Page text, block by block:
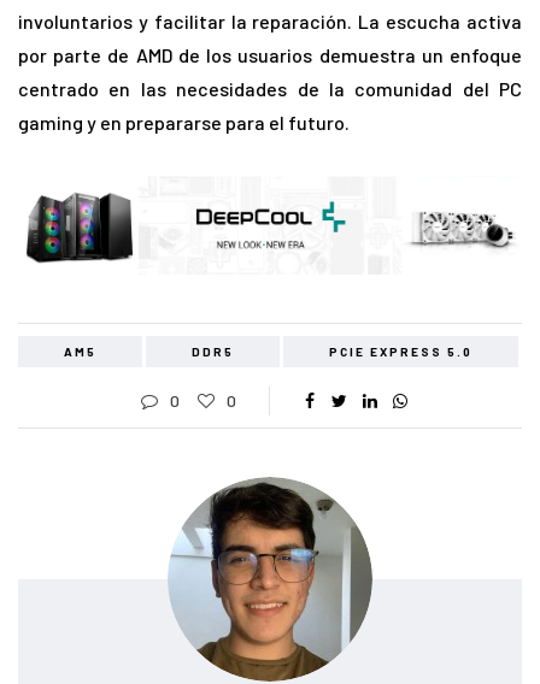
involuntarios y facilitar la reparación. La escucha activa
por parte de AMD de los usuarios demuestra un enfoque
centrado en las necesidades de la comunidad del PC
gaming y en prepararse para el futuro.
AM5 DDR5 PCIE EXPRESS 5.0
0 0